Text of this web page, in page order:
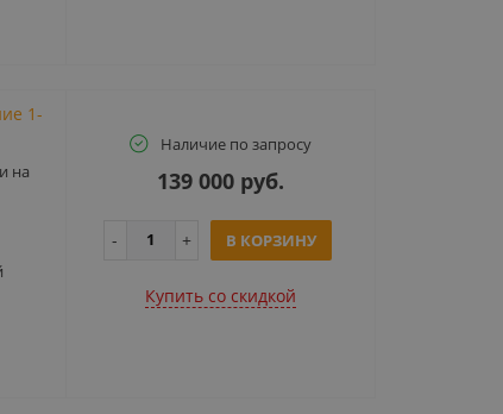
1-
на
Наличие по запросу
139 000 руб.
В КОРЗИНУ
Купить cо скидкой